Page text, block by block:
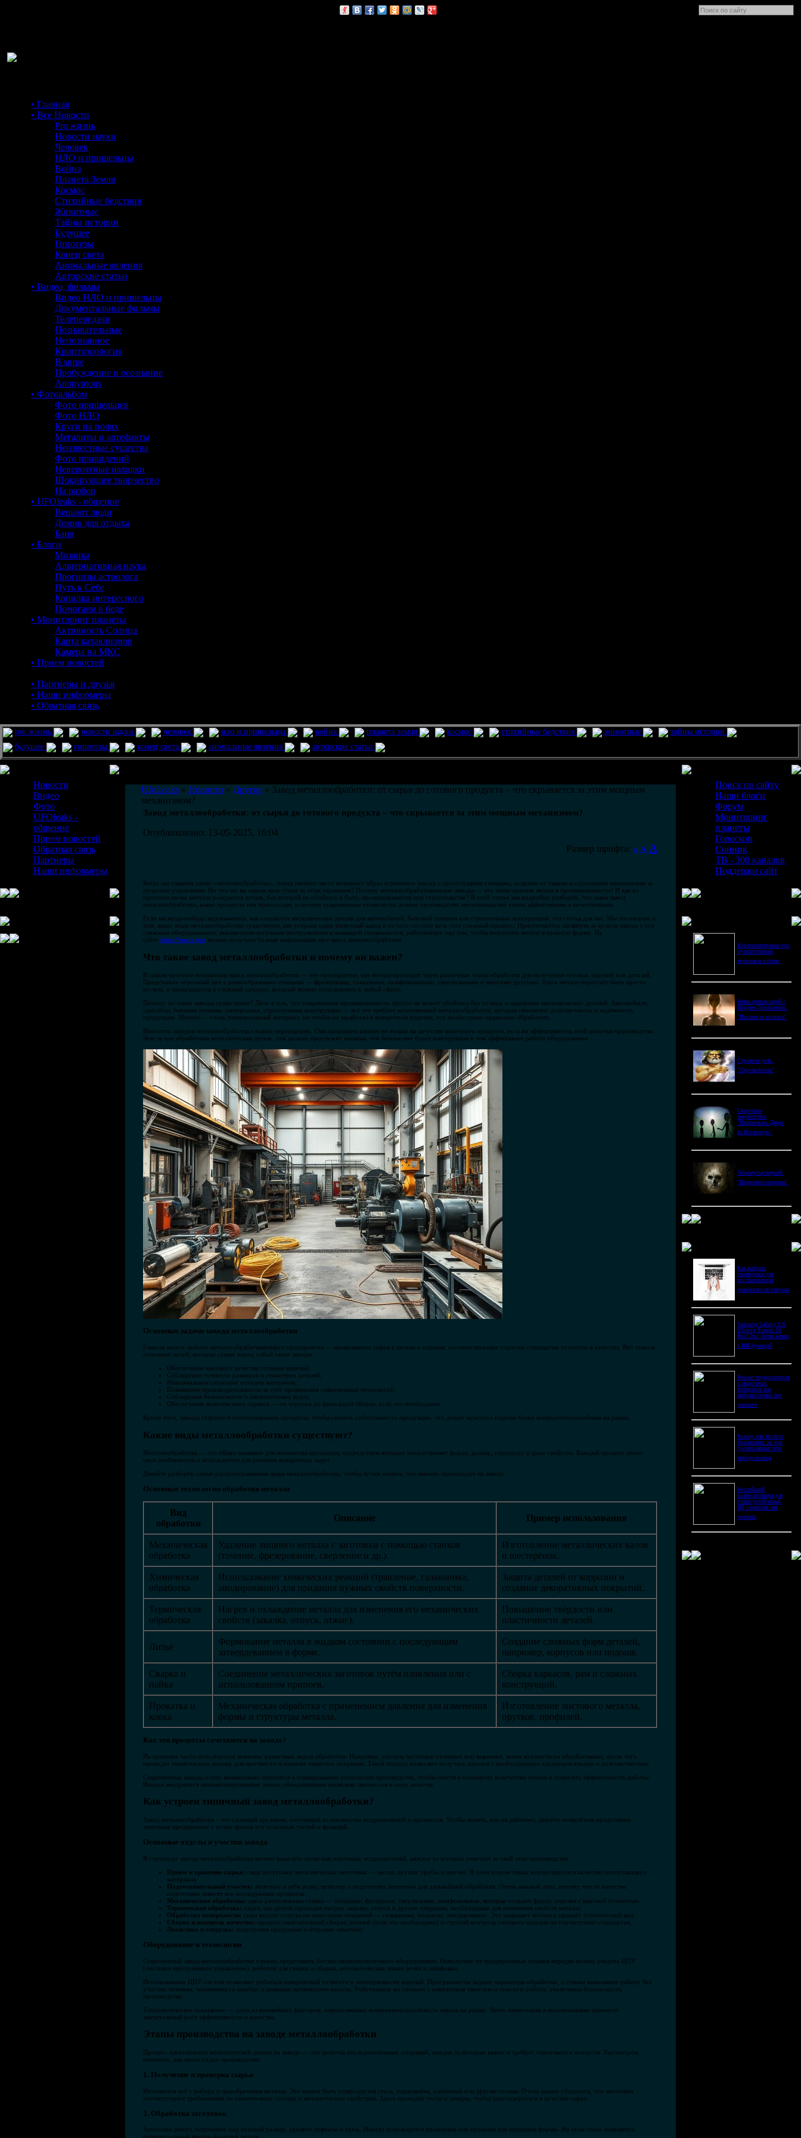
• Главная
• Все Новости
Pro жизнь
Новости науки
Человек
НЛО и пришельцы
Война
Планета Земля
Космос
Стихийные бедствия
Животные
Тайны истории
Будущее
Гипотезы
Конец света
Аномальные явления
Авторские статьи
• Видео, фильмы
Видео НЛО и пришельцы
Документальные фильмы
Телепередачи
Познавательные
Непознанное
Криптозоология
В мире
Пробуждение и осознание
Anonymous
• Фотоальбом
Фото пришельцев
Фото НЛО
Круги на полях
Мегалиты и артефакты
Неизвестные существа
Фото привидений
Невероятные находки
Шокирующее творчество
На разбор
• UFOleaks - общение
Вещают люди
Домик для отдыха
Баня
• Блоги
Мозаика
Альтернативная наука
Прогнозы астролога
Путь к Себе
Копилка интересного
Помогаем в беде
• Мониторинг планеты
Активность Солнца
Карта катаклизмов
Камера на МКС
• Прием новостей
• Партнеры и друзья
• Наши информеры
• Обратная связь
pro жизнь новости науки человек нло и пришельцы война планета земля космос стихийные бедствия животные
тайны истории
будущее
гипотезы конец света аномальные явления авторские статьи
Новости
Видео
Фото
UFOleaks -
общение
Прием новостей
Обратная связь
Партнеры
Наши информеры
UfoLeaks » Новости » Другое » Завод металлообработки: от сырья до готового продукта – что скрывается за этим мощным
механизмом?
Завод металлообработки: от сырья до готового продукта – что скрывается за этим мощным механизмом?
Опубликовано: 13-05-2025, 16:04
Размер шрифта: A A A
Когда мы слышим слово «металлообработка», перед глазами часто возникает образ огромного завода с грохочущими станками, искрами от сварки и серьезными инженерами за
пультами управления. Но что же на самом деле стоит за этим термином? Почему металлообрабатывающие заводы — это такие важные звенья в промышленности? И как из
простого куска металла рождается деталь, без которой не обойтись в быту, промышленности или строительстве? В этой статье мы подробно разберём, что такое завод
металлообработки, какие процессы там происходят, и почему современные технологии делают производство металлоизделий таким эффективным и качественным.
Если вы когда-нибудь задумывались, как создаются металлические детали для автомобилей, бытовой техники или строительных конструкций, эта статья для вас. Мы поговорим о
том, какие виды металлообработки существуют, как устроен один типичный завод и из чего состоит весь этот сложный процесс. Приготовьтесь заглянуть за кулисы завода с его
сложным оборудованием, высокотехнологичным инструментом и командой специалистов, работающих над тем, чтобы воплотить металл в нужную форму. На
сайте https://zpmk.pro можно получить больше информации про завод металлообработки.
Что такое завод металлообработки и почему он важен?
В самом простом понимании завод металлообработки — это предприятие, где металл проходит через различные этапы обработки для получения готовых изделий или деталей.
Представьте огромный цех с разнообразными станками — фрезерными, токарными, шлифовальными, сверлильными и многими другими. Здесь металл перестаёт быть просто
куском, и превращается в сложный продукт, который можно использовать в любой сфере.
Почему же такие заводы существуют? Дело в том, что современная промышленность просто не может обойтись без точных и надёжных металлических деталей. Автомобили,
самолёты, бытовая техника, электроника, строительные конструкции — всё это требует качественной металлообработки, которая обеспечит долговечность и надёжность
продукции. Металл — очень универсальный материал, но чтобы он заработал в конкретном изделии, его необходимо правильно обработать.
Важность заводов металлообработки сложно переоценить. Они напрямую влияют не только на качество конечного продукта, но и на эффективность всей цепочки производства.
Чем лучше обработана металлическая деталь, тем дольше прослужит машина, тем безопаснее будет конструкция и тем эффективнее работа оборудования.
Основные задачи завода металлообработки
Главная задача любого металлообрабатывающего предприятия — превращение сырья в детали и изделия, соответствующие строгим стандартам точности и качества. Вот список
основных целей, которые ставят перед собой такие заводы:
Обеспечение высокого качества готовых изделий;
Соблюдение точности размеров и геометрии деталей;
Максимальное снижение отходов материала;
Повышение производительности за счёт применения современных технологий;
Соблюдение безопасности и экологических норм;
Обеспечение комплексного сервиса — от чертежа до финальной сборки, если это необходимо.
Кроме того, заводы стараются оптимизировать процессы, чтобы снизить себестоимость продукции, что делает конечное изделие более конкурентоспособным на рынке.
Какие виды металлообработки существуют?
Металлообработка — это общее название для множества процессов, посредством которых металл меняет форму, размер, структуру и даже свойства. Каждый процесс имеет
свои особенности и используется для решения конкретных задач.
Давайте разберём самые распространённые виды металлообработки, чтобы лучше понять, что именно происходит на заводе.
Основные технологии обработки металла
Вид
обработки
Описание Пример использования
Механическая
обработка
Удаление лишнего металла с заготовки с помощью станков
(точение, фрезерование, сверление и др.).
Изготовление металлических валов
и шестерёнок.
Химическая
обработка
Использование химических реакций (травление, гальваника,
анодирование) для придания нужных свойств поверхности.
Защита деталей от коррозии и
создание декоративных покрытий.
Термическая
обработка
Нагрев и охлаждение металла для изменения его механических
свойств (закалка, отпуск, отжиг).
Повышение твёрдости или
пластичности деталей.
Литьё
Формование металла в жидком состоянии с последующим
затвердеванием в форме.
Создание сложных форм деталей,
например, корпусов или подошв.
Сварка и
пайка
Соединение металлических заготовок путём плавления или с
использованием припоев.
Сборка каркасов, рам и сложных
конструкций.
Прокатка и
ковка
Механическая обработка с применением давления для изменения
формы и структуры металла.
Изготовление листового металла,
прутков, профилей.
Как эти процессы сочетаются на заводе?
На практике часто используется комплекс различных видов обработки. Например, сначала заготовку отливают или вырезают, затем механически обрабатывают, после чего
проводят термическую закалку для прочности и наносят защитное покрытие. Такой подход позволяет получать изделия с необходимыми характеристиками и долговечностью.
Современные заводы очень внимательно относятся к планированию технологии производства, чтобы свести к минимуму количество этапов и повысить эффективность работы.
Иногда внедряются автоматизированные линии, объединяющие несколько процессов в одну цепочку.
Как устроен типичный завод металлообработки?
Завод металлообработки - это сложный организм, состоящий из множества подразделений и процессов. Чтобы понять, как он работает, давайте попробуем представить
типичное предприятие с точки зрения его основных частей и функций.
Основные отделы и участки завода
В структуре завода металлообработки можно выделить несколько ключевых подразделений, каждое из которых отвечает за свой этап производства:
Приём и хранение сырья: сюда поступают металлические заготовки — листы, прутки, трубы и прочее. В этом отделе также контролируется качество поступающего
материала.
Подготовительный участок: включает в себя резку, зачистку и подготовку заготовок для дальнейшей обработки. Очень важный этап, потому что от качества
подготовки зависят все последующие процессы.
Механическая обработка: здесь расположены станки — токарные, фрезерные, сверлильные, шлифовальные, которые создают форму изделия с высокой точностью.
Термическая обработка: отдел, где детали проходят нагрев, закалку, отпуск и другие операции, необходимые для изменения свойств металла.
Обработка поверхности: сюда входят отделы по нанесению покрытий — гальваника, покраска, анодирование. Это защищает металл и придаёт эстетический вид.
Сборка и контроль качества: процесс окончательной сборки деталей (если это необходимо) и строгий контроль готового изделия на соответствие стандартам.
Логистика и отгрузка: подготовка продукции к отправке заказчику.
Оборудование и технологии
Современный завод металлообработки сложно представить без высокотехнологичного оборудования. Неподалёку от традиционных станков нередко можно увидеть ЦПУ
(числовое программное управление), роботов для сварки и сборки, автоматические линии резки и шлифовки.
Использование ЦПУ-систем позволяет добиться невероятной точности и повторяемости изделий. Программисты задают параметры обработки, и станки выполняют работу без
участия человека, минимизируя ошибки и повышая производительность. Роботизация же снимает с операторов тяжёлую и опасную работу, увеличивая безопасность
производства.
Технологическое оснащение — один из важнейших факторов, определяющих конкурентоспособность завода на рынке. Часто инвестиции в модернизацию приносят
значительный рост эффективности и качества.
Этапы производства на заводе металлообработки
Процесс изготовления металлической детали на заводе — это цепочка последовательных операций, каждая из которых важна и требует тщательного контроля. Рассмотрим
поэтапно, как происходит производство.
1. Получение и проверка сырья
Начинается всё с выбора и приобретения металла. Это может быть углеродистая сталь, нержавейка, алюминий или другие сплавы. Очень важно убедиться, что заготовки
соответствуют требованиям по химическому составу и механическим свойствам. Здесь проводят тесты и замеры, чтобы удостовериться в качестве сырья.
2. Обработка заготовок
Заготовки режут, подгоняют под нужный размер, удаляют дефекты и грязь. Иногда используется штамповка или прокатка для придания формы. На этом этапе появляется
первоначальный контур будущей детали.
Поиск по сайту
Наши блоги
Форум
Мониторинг
планеты
Гороскоп
Сонник
ТВ - 300 каналов
Поддержи сайт
Короткометражка про
путешествия во
времени и эгоизм.
Битва цивилизаций с
Игорем Прокопенко.
"Письма из космоса"
Странное дело.
"Стрелы богов"
Секретные
территории.
"Пришельцы. Дверь
во Вселенную"
Обманутые наукой.
"Исцеление смертью"
Как выбрать
снотворное для
восстановления
режима после отпуска
Samsung Galaxy S26
Ultra vs Xiaomi 16
Pro Ultra: битва камер
и ИИ-функций
Ремонт перфораторов
и сварочных
аппаратов: как
выбрать сервис без
лишнего
Размер или чистота
бриллианта: на чем
сделать акцент при
выборе кольца
Российский
балансировщик для
отказоустойчивых
ИТ-сервисов: как
оценить